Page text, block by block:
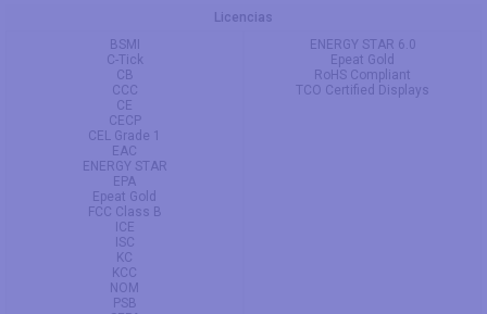
Licencias
BSMI
C-Tick
CB
CCC
CE
CECP
CEL Grade 1
EAC
ENERGY STAR
EPA
Epeat Gold
FCC Class B
ICE
ISC
KC
KCC
NOM
PSB
ENERGY STAR 6.0
Epeat Gold
RoHS Compliant
TCO Certified Displays